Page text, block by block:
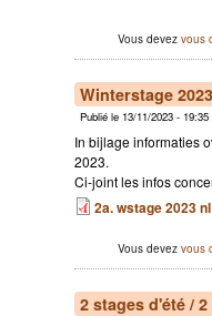
Vous devezvous
Winterstage
Publié le 13/11/2023 - 19:35
In bijlage informaties
2023.
Ci-joint les infos
2a. wstage 2023
Vous devezvous
2 stages d'été /